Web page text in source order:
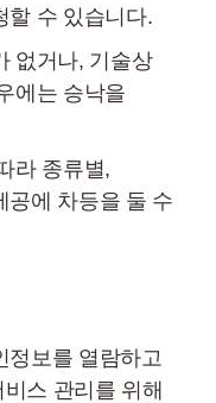
할 수 있습니다.
없거나, 기술상
에는 승낙을
라 종류별,
공에 차등을 둘 수
정보를 열람하고
스 관리를 위해